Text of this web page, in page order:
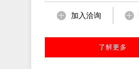
加入洽询
了解更多